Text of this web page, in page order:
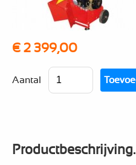
€ 2 399,00
Aantal
Productbeschrijving.